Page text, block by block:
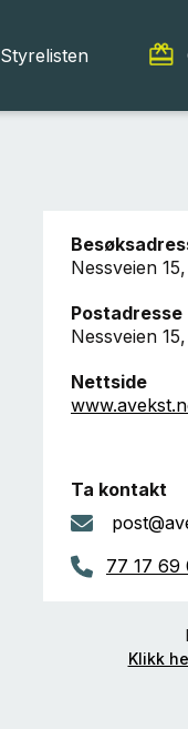
Styrelisten
Nessveien
Postadresse
Nessveien
Nettside
Ta kontakt
77 17 69
Klikk